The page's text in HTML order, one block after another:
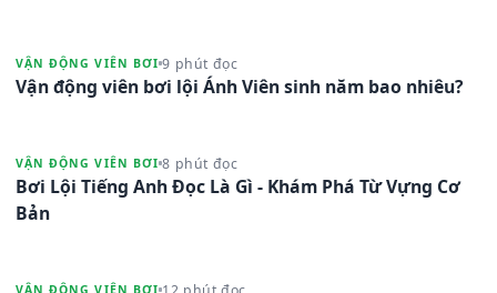
VẬN ĐỘNG VIÊN BƠI 9 phút đọc
Vận động viên bơi lội Ánh Viên sinh năm bao nhiêu?
VẬN ĐỘNG VIÊN BƠI 8 phút đọc
Bơi Lội Tiếng Anh Đọc Là Gì - Khám Phá Từ Vựng Cơ
Bản
VẬN ĐỘNG VIÊN BƠI